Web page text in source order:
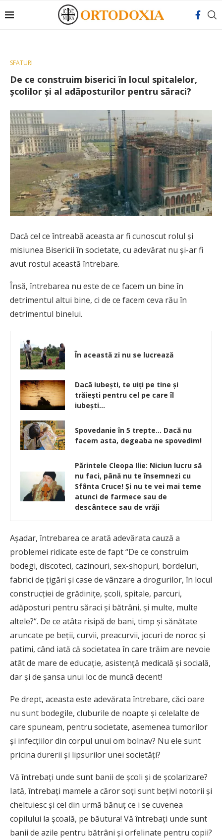
SFATURI
De ce construim biserici în locul spitalelor,
școlilor și al adăposturilor pentru săraci?
Dacă cel ce întreabă aceasta ar fi cunoscut rolul şi
misiunea Bisericii în societate, cu adevărat nu şi-ar fi
avut rostul această întrebare.
Însă, întrebarea nu este de ce facem un bine în
detrimentul altui bine, ci de ce facem ceva rău în
detrimentul binelui.
În această zi nu se lucrează
Dacă iubeşti, te uiţi pe tine şi
trăieşti pentru cel pe care îl
iubeşti…
Spovedanie în 5 trepte… Dacă nu
facem asta, degeaba ne spovedim!
Părintele Cleopa Ilie: Niciun lucru să
nu faci, până nu te însemnezi cu
Sfânta Cruce! Şi nu te vei mai teme
atunci de farmece sau de
descântece sau de vrăji
Aşadar, întrebarea ce arată adevărata cauză a
problemei ridicate este de fapt “De ce construim
bodegi, discoteci, cazinouri, sex-shopuri, bordeluri,
fabrici de ţigări şi case de vânzare a drogurilor, în locul
construcţiei de grădiniţe, şcoli, spitale, parcuri,
adăposturi pentru săraci şi bătrâni, şi multe, multe
altele?“. De ce atâta risipă de bani, timp şi sănătate
aruncate pe beţii, curvii, preacurvii, jocuri de noroc şi
patimi, când iată că societatea în care trăim are nevoie
atât de mare de educaţie, asistență medicală şi socială,
dar şi de şansa unui loc de muncă decent!
Pe drept, aceasta este adevărata întrebare, căci oare
nu sunt bodegile, cluburile de noapte şi celelalte de
care spuneam, pentru societate, asemenea tumorilor
şi infecţiilor din corpul unui om bolnav? Nu ele sunt
pricina durerii şi lipsurilor unei societăţi?
Vă întrebaţi unde sunt banii de şcoli şi de şcolarizare?
Iată, întrebaţi mamele a căror soţi sunt beţivi notorii şi
cheltuiesc şi cel din urmă bănuţ ce i se cuvenea
copilului la şcoală, pe băutura! Vă întrebaţi unde sunt
banii de azile pentru bătrâni şi orfelinate pentru copii?